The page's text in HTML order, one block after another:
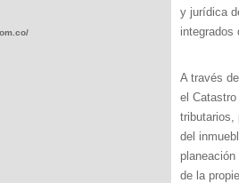
y jurídica
integrados
A través
el
tributarios,
del
de la
wp-